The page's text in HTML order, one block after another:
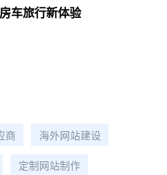
车旅行新体验
商 海外网站建设
定制网站制作